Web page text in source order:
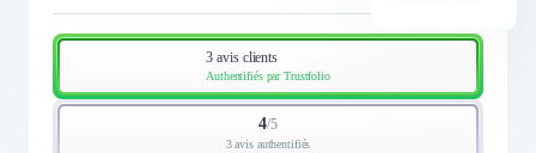
3 avis clients
Authentifiés par Trustfolio
4/5
3 avis authentifiés